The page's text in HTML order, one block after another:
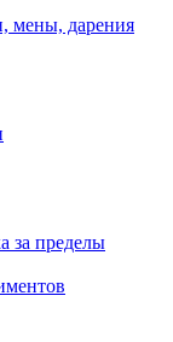
мены, дарения
за пределы